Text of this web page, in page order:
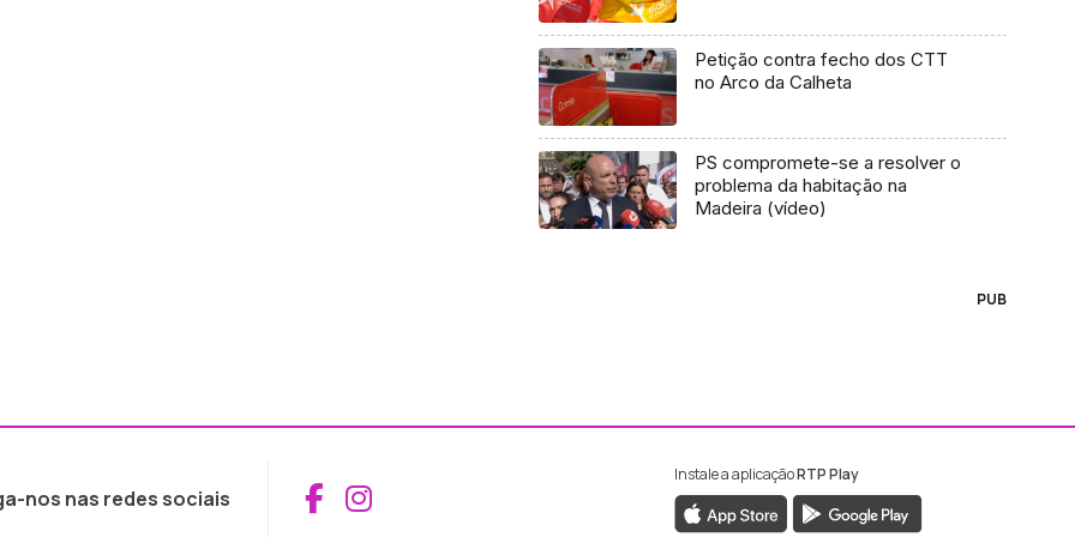
Petição contra fecho dos CTT
no Arco da Calheta
PS compromete-se a resolver o
problema da habitação na
Madeira (vídeo)
PUB
nos nas redes sociais Aceder ao Facebook da RTP Madeira
Aceder ao Instagram da RTP Madeira
Instale a aplicaçãoRTP Play